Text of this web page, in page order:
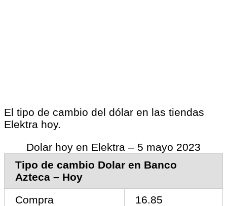
El tipo de cambio del dólar en las tiendas
Elektra hoy.
Dolar hoy en Elektra – 5 mayo 2023
Tipo de cambio Dolar en Banco
Azteca – Hoy
Compra
16.85